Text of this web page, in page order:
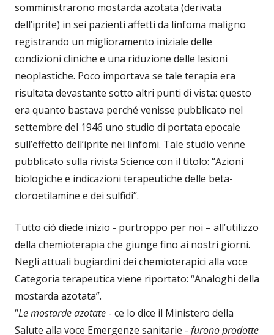
somministrarono mostarda azotata (derivata
dell’iprite) in sei pazienti affetti da linfoma maligno
registrando un miglioramento iniziale delle
condizioni cliniche e una riduzione delle lesioni
neoplastiche. Poco importava se tale terapia era
risultata devastante sotto altri punti di vista: questo
era quanto bastava perché venisse pubblicato nel
settembre del 1946 uno studio di portata epocale
sull’effetto dell’iprite nei linfomi. Tale studio venne
pubblicato sulla rivista Science con il titolo: “Azioni
biologiche e indicazioni terapeutiche delle beta-
cloroetilamine e dei sulfidi”.
Tutto ciò diede inizio - purtroppo per noi – all’utilizzo
della chemioterapia che giunge fino ai nostri giorni.
Negli attuali bugiardini dei chemioterapici alla voce
Categoria terapeutica viene riportato: “Analoghi della
mostarda azotata”.
“Le mostarde azotate - ce lo dice il Ministero della
Salute alla voce Emergenze sanitarie - furono prodotte